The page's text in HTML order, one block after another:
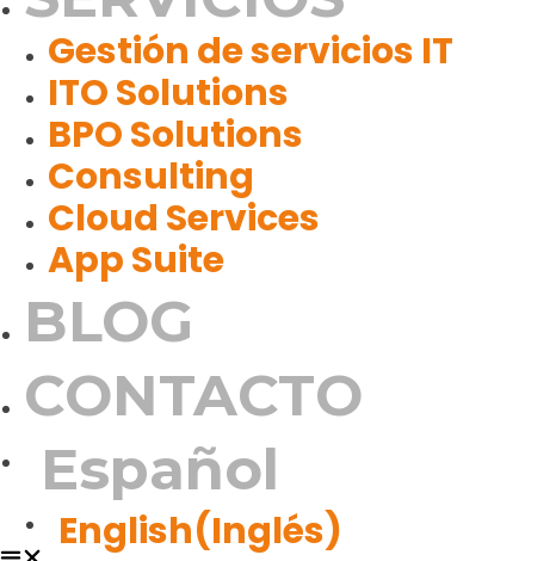
Gestión de servicios IT
ITO Solutions
BPO Solutions
Consulting
Cloud Services
App Suite
BLOG
CONTACTO
Español
English(Inglés)